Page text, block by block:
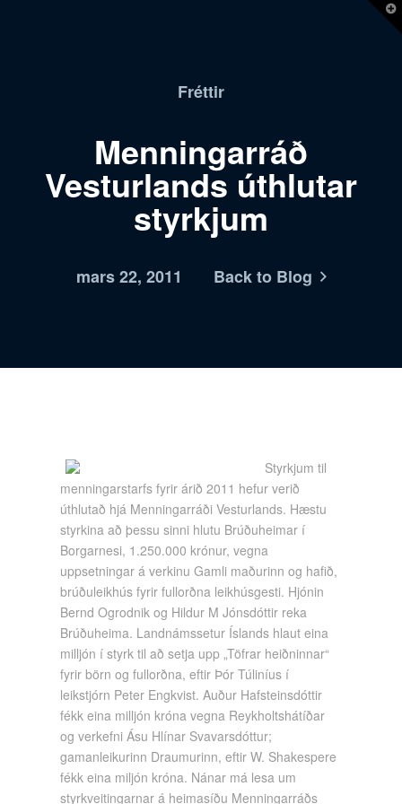
Fréttir
Menningarráð
Vesturlands úthlutar
styrkjum
mars 22, 2011 Back to Blog
Styrkjum til
menningarstarfs fyrir árið 2011 hefur verið
úthlutað hjá Menningarráði Vesturlands. Hæstu
styrkina að þessu sinni hlutu Brúðuheimar í
Borgarnesi, 1.250.000 krónur, vegna
uppsetningar á verkinu Gamli maðurinn og hafið,
brúðuleikhús fyrir fullorðna leikhúsgesti. Hjónin
Bernd Ogrodnik og Hildur M Jónsdóttir reka
Brúðuheima. Landnámssetur Íslands hlaut eina
milljón í styrk til að setja upp „Töfrar heiðninnar“
fyrir börn og fullorðna, eftir Þór Túliníus í
leikstjórn Peter Engkvist. Auður Hafsteinsdóttir
fékk eina milljón króna vegna Reykholtshátíðar
og verkefni Ásu Hlínar Svavarsdóttur;
gamanleikurinn Draumurinn, eftir W. Shakespere
fékk eina miljón króna. Nánar má lesa um
styrkveitingarnar á heimasíðu Menningarráðs